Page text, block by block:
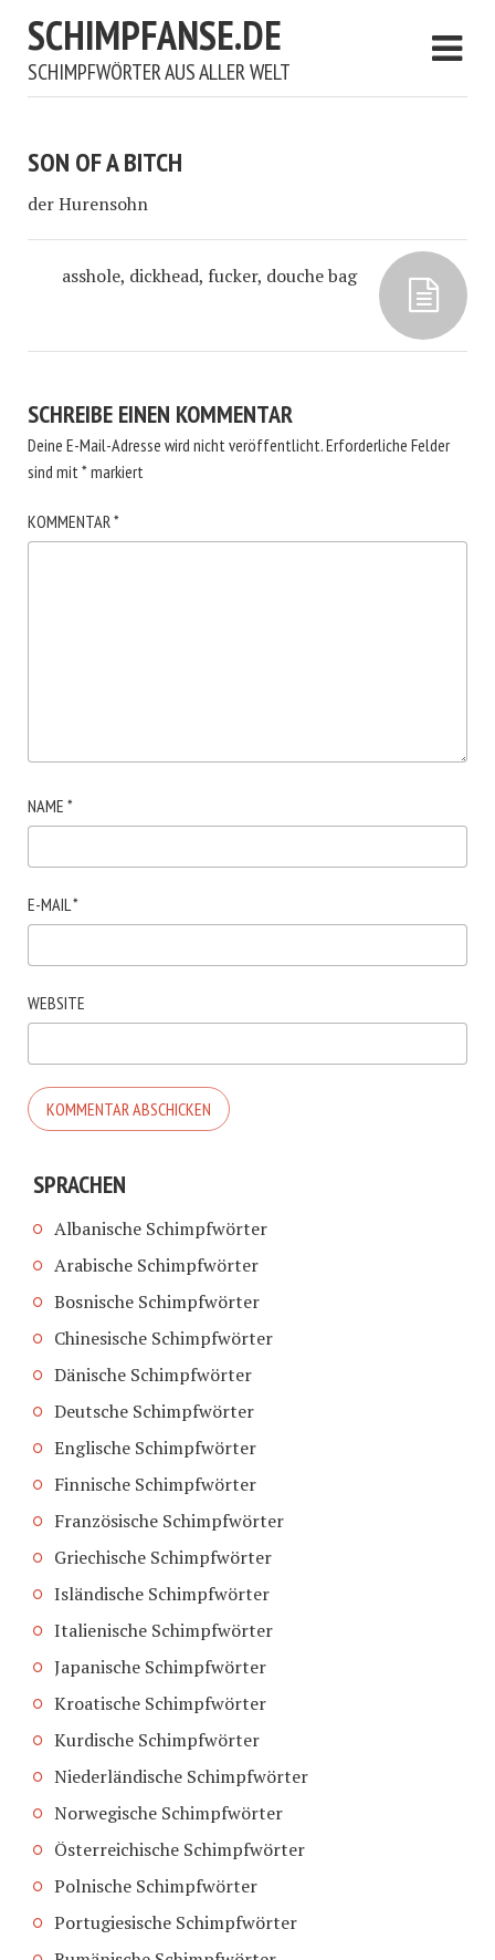
SCHIMPFANSE.DE
SCHIMPFWÖRTER AUS ALLER WELT
SON OF A BITCH
der Hurensohn
asshole, dickhead, fucker, douche bag
SCHREIBE EINEN KOMMENTAR
Deine E-Mail-Adresse wird nicht veröffentlicht.Erforderliche Felder
sind mit*markiert
KOMMENTAR*
NAME *
E-MAIL*
WEBSITE
SPRACHEN
Albanische Schimpfwörter
Arabische Schimpfwörter
Bosnische Schimpfwörter
Chinesische Schimpfwörter
Dänische Schimpfwörter
Deutsche Schimpfwörter
Englische Schimpfwörter
Finnische Schimpfwörter
Französische Schimpfwörter
Griechische Schimpfwörter
Isländische Schimpfwörter
Italienische Schimpfwörter
Japanische Schimpfwörter
Kroatische Schimpfwörter
Kurdische Schimpfwörter
Niederländische Schimpfwörter
Norwegische Schimpfwörter
Österreichische Schimpfwörter
Polnische Schimpfwörter
Portugiesische Schimpfwörter